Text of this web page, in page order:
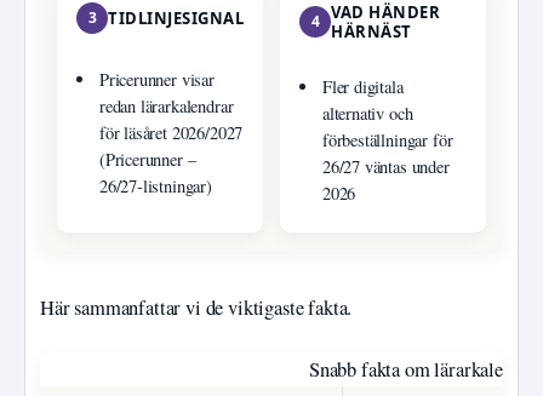
3 TIDLINJESIGNAL
Pricerunner visar
redan lärarkalendrar
för läsåret 2026/2027
(Pricerunner –
26/27-listningar)
4 VAD HÄNDER
HÄRNÄST
Fler digitala
alternativ och
förbeställningar för
26/27 väntas under
2026
Här sammanfattar vi de viktigaste fakta.
Snabb fakta om